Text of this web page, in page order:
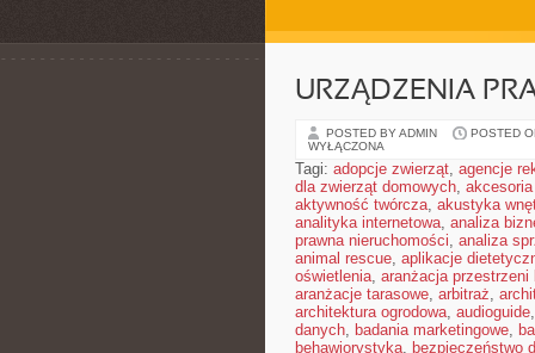
URZĄDZENIA
POSTED BY ADMIN POSTED
WYŁĄCZONA
Tagi: adopcje zwierząt, agencje
dla zwierząt domowych,
aktywność twórcza, akustyka
analityka internetowa, analiza
prawna nieruchomości, analiza
animal rescue, aplikacje
oświetlenia, aranżacja przestrzeni
aranżacje tarasowe, arbitraż,
architektura ogrodowa, audioguide,
danych, badania marketingowe,
behawiorystyka, bezpieczeństwo